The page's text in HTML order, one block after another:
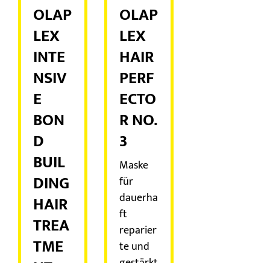
OLAP
LEX
INTE
NSIV
E
BON
D
BUIL
DING
HAIR
TREA
TME
OLAP
LEX
HAIR
PERF
ECTO
R NO.
3
Maske
für
dauerha
ft
reparier
te und